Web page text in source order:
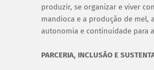
produzir, se organizar e viver
mandioca e a produção de mel,
autonomia e continuidade para
PARCERIA, INCLUSÃO E